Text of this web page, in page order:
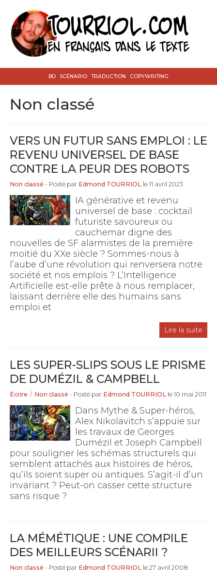
BD SCÉNARIO TRADUCTION COPYWRITING
Non classé
VERS UN FUTUR SANS EMPLOI : LE
REVENU UNIVERSEL DE BASE
CONTRE LA PEUR DES ROBOTS
Non classé - Posté par Edmond TOURRIOL le 11 avril 2023
IA générative et revenu
universel de base : cocktail
futuriste savoureux ou
cauchemar digne des
nouvelles de SF alarmistes de la première
moitié du XXe siècle ? Sommes-nous à
l’aube d’une révolution qui renversera notre
société et nos emplois ? L’Intelligence
Artificielle est-elle prête à nous remplacer,
laissant derrière elle des humains sans
emploi et
Lire la suite
LES SUPER-SLIPS SOUS LE PRISME
DE DUMÉZIL & CAMPBELL
Écrire / Non classé - Posté par Edmond TOURRIOL le 10 mai 2011
Dans Mythe & Super-héros,
Alex Nikolavitch s’appuie sur
les travaux de Georges
Dumézil et Joseph Campbell
pour souligner les schémas structurels qui
semblent attachés aux histoires de héros,
qu’ils soient super ou antiques. S’agit-il d’un
invariant ? Peut-on casser cette structure
sans risque ?
LA MÉMÉTIQUE : UNE COMPILE
DES MEILLEURS SCÉNARII ?
Non classé - Posté par Edmond TOURRIOL le 27 avril 2008